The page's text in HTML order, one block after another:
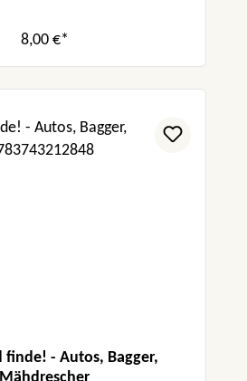
8,00 €*
finde! - Autos, Bagger,